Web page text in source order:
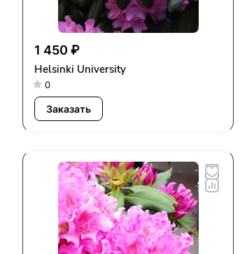
1 450 ₽
Helsinki University
0
Заказать